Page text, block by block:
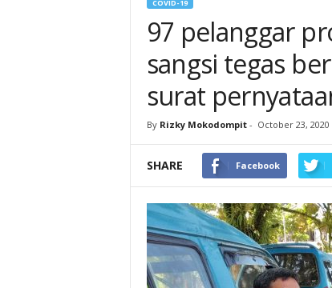
COVID-19
97 pelanggar
sangsi tegas
surat
By Rizky Mokodompit- October 23, 2020
SHARE Facebook